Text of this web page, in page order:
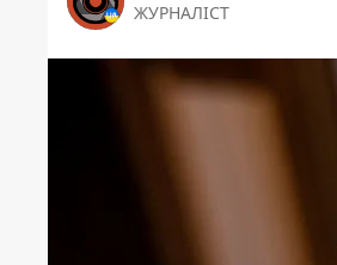
ЖУРНАЛІСТ